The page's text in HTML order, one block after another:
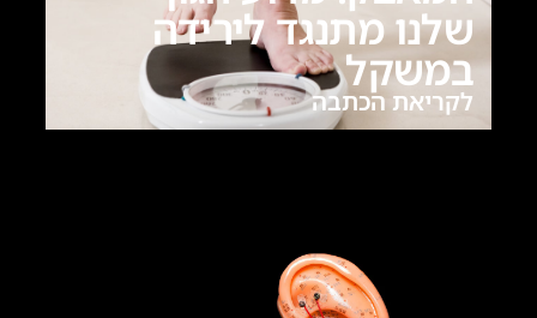
שלנו מתנגד לירידה
במשקל
לקריאת הכתבה